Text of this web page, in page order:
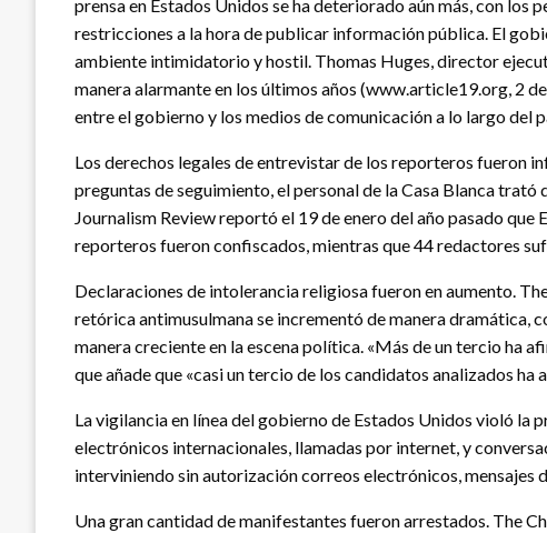
prensa en Estados Unidos se ha deteriorado aún más, con
restricciones a la hora de publicar información pública. El
ambiente intimidatorio y hostil. Thomas Huges, director
manera alarmante en los últimos años (www.article19.org, 2
entre el gobierno y los medios de comunicación a lo largo del
Los derechos legales de entrevistar de los reporteros fueron
preguntas de seguimiento, el personal de la Casa Blanca
Journalism Review reportó el 19 de enero del año pasado
reporteros fueron confiscados, mientras que 44 redactores
Declaraciones de intolerancia religiosa fueron en aumento.
retórica antimusulmana se incrementó de manera dramática,
manera creciente en la escena política. «Más de un tercio ha
que añade que «casi un tercio de los candidatos analizados
La vigilancia en línea del gobierno de Estados Unidos violó la
electrónicos internacionales, llamadas por internet, y
interviniendo sin autorización correos electrónicos, mensajes
Una gran cantidad de manifestantes fueron arrestados. The